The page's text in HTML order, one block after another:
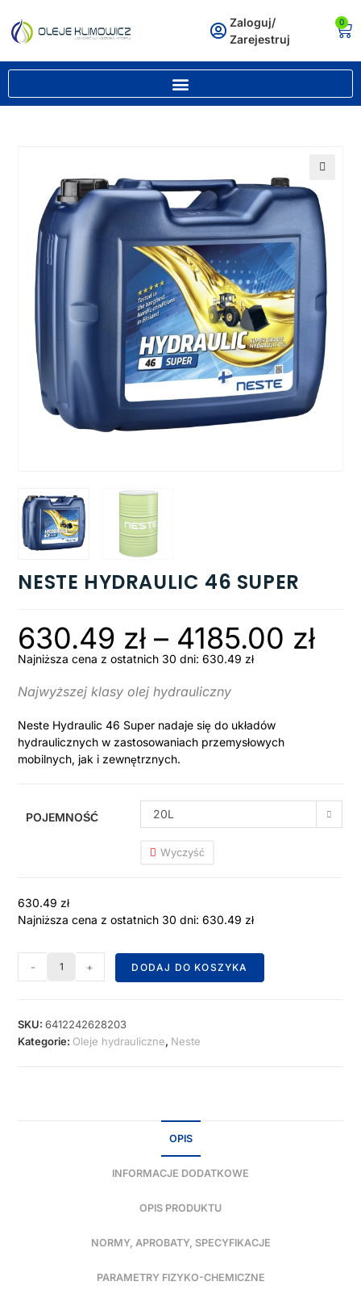
Zaloguj/
Zarejestruj
0
NESTE HYDRAULIC 46 SUPER
630.49 zł – 4185.00 zł
Najniższa cena z ostatnich 30 dni:630.49 zł
Najwyższej klasy olej hydrauliczny
Neste Hydraulic 46 Super nadaje się do układów
hydraulicznych w zastosowaniach przemysłowych
mobilnych, jak i zewnętrznych.
POJEMNOŚĆ 20L
Wyczyść
630.49 zł
Najniższa cena z ostatnich 30 dni:630.49 zł
- + DODAJ DO KOSZYKA
SKU:6412242628203
Kategorie: Oleje hydrauliczne, Neste
OPIS
INFORMACJE DODATKOWE
OPIS PRODUKTU
NORMY, APROBATY, SPECYFIKACJE
PARAMETRY FIZYKO-CHEMICZNE